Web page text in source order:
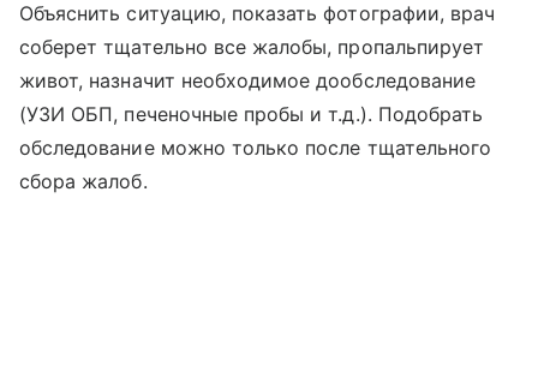
Объяснить ситуацию, показать фотографии, врач
соберет тщательно все жалобы, пропальпирует
живот, назначит необходимое дообследование
(УЗИ ОБП, печеночные пробы и т.д.). Подобрать
обследование можно только после тщательного
сбора жалоб.